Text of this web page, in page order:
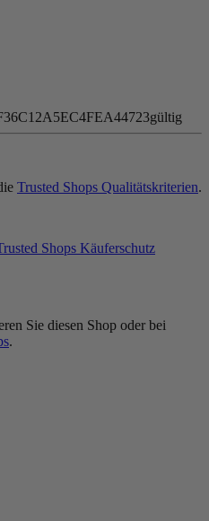
gültig
Trusted Shops Qualitätskriterien.
Shops Käuferschutz
Sie diesen Shop oder bei
.